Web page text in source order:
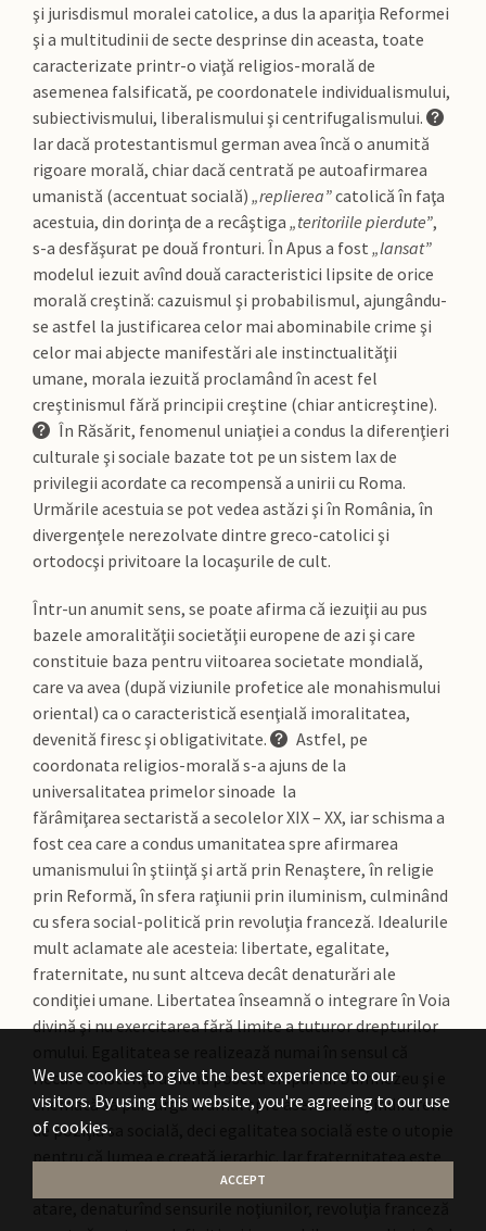
şi jurisdismul moralei catolice, a dus la apariţia Reformei
şi a multitudinii de secte desprinse din aceasta, toate
caracterizate printr-o viaţă religios-morală de
asemenea falsificată, pe coordonatele individualismului,
subiectivismului, liberalismului şi centrifugalismului.
Iar dacă protestantismul german avea încă o anumită
rigoare morală, chiar dacă centrată pe autoafirmarea
umanistă (accentuat socială) „replierea”catolică în faţa
acestuia, din dorinţa de a recâştiga „teritoriile pierdute”,
s-a desfăşurat pe două fronturi. În Apus a fost „lansat”
modelul iezuit avînd două caracteristici lipsite de orice
morală creştină: cazuismul şi probabilismul, ajungându-
se astfel la justificarea celor mai abominabile crime şi
celor mai abjecte manifestări ale instinctualităţii
umane, morala iezuită proclamând în acest fel
creştinismul fără principii creştine (chiar anticreştine).
În Răsărit, fenomenul uniaţiei a condus la diferenţieri
culturale şi sociale bazate tot pe un sistem lax de
privilegii acordate ca recompensă a unirii cu Roma.
Urmările acestuia se pot vedea astăzi şi în România, în
divergenţele nerezolvate dintre greco-catolici şi
ortodocşi privitoare la locaşurile de cult.
Într-un anumit sens, se poate afirma că iezuiţii au pus
bazele amoralităţii societăţii europene de azi şi care
constituie baza pentru viitoarea societate mondială,
care va avea (după viziunile profetice ale monahismului
oriental) ca o caracteristică esenţială imoralitatea,
devenită firesc şi obligativitate.
Astfel, pe
coordonata religios-morală s-a ajuns de la
universalitatea primelor sinoade la
fărâmiţarea sectaristă a secolelor XIX – XX, iar schisma a
fost cea care a condus umanitatea spre afirmarea
umanismului în ştiinţă şi artă prin Renaştere, în religie
prin Reformă, în sfera raţiunii prin iluminism, culminând
cu sfera social-politică prin revoluţia franceză. Idealurile
mult aclamate ale acesteia: libertate, egalitate,
fraternitate, nu sunt altceva decât denaturări ale
condiţiei umane. Libertatea înseamnă o integrare în Voia
divină şi nu exercitarea fără limite a tuturor drepturilor
fiecare existenţă umană posedă chipul lui Dumnezeu şi e
chemată să parcurgă drumul spre asemănare, indiferent
de poziţia sa socială, deci egalitatea socială este o utopie
pentru că lumea e creată ierarhic. Iar fraternitatea este
denaturarea ideii creştine de frăţie în Hristos. Ca
We use cookies to give the best experience to our
visitors. By using this website, you're agreeing to our use
of cookies.
ACCEPT